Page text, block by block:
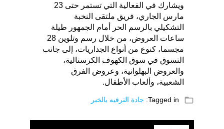
ويشارك في الفعالية التي تستمر حتى 23
مارس الجاري، فريق ملتقى النخبة
التشكيلي بالرسم الحر أمام الجمهور طيلة
ساعات العروض، من خلال رسم وتلوين 28
مجسما، كنوع من أنواع الجداريات، إلى جانب
التسوق في سوق الكهوف الكرستالية،
والعروض البهلوانية، وعروض الفرق
الشعبية، وألعاب الأطفال.
folder_open
Tagged in: جادة الترفيه بالخبر